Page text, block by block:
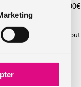
inférieure à 90.000€
son budget… Tout